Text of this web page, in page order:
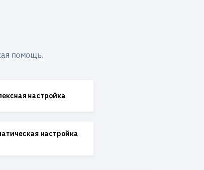
помощь.
настройка
настройка